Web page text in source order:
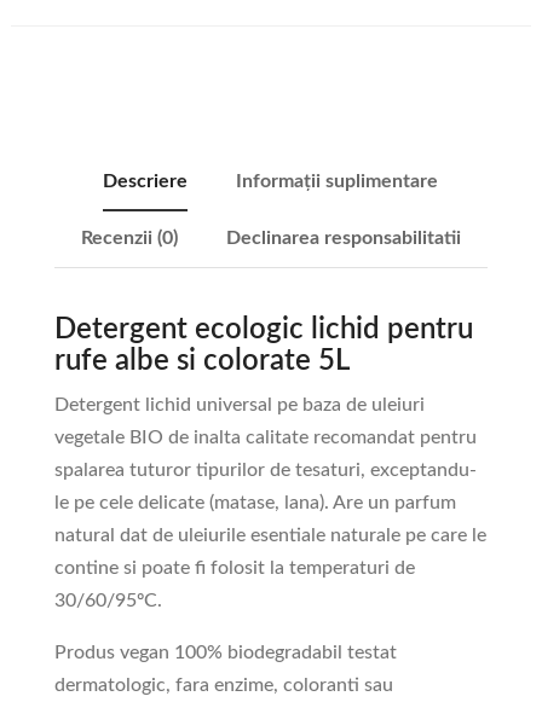
Descriere Informații suplimentare
Recenzii (0) Declinarea responsabilitatii
Detergent ecologic lichid pentru
rufe albe si colorate 5L
Detergent lichid universal pe baza de uleiuri
vegetale BIO de inalta calitate recomandat pentru
spalarea tuturor tipurilor de tesaturi, exceptandu-
le pe cele delicate (matase, lana). Are un parfum
natural dat de uleiurile esentiale naturale pe care le
contine si poate fi folosit la temperaturi de
30/60/95ºC.
Produs vegan 100% biodegradabil testat
dermatologic, fara enzime, coloranti sau